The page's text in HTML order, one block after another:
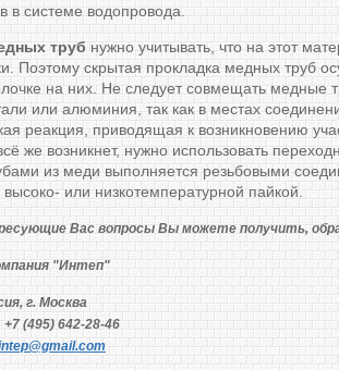
в системе водопровода.
трубнужно учитывать, что на этот
Поэтому скрытая прокладка медных труб
на них. Не следует совмещать медные
или алюминия, так как в местах
реакция, приводящая к возникновению
же возникнет, нужно использовать
из меди выполняется резьбовыми
или низкотемпературной пайкой.
Вас вопросы Вы можете получить,
"Интеп"
г. Москва
(495) 642-28-46